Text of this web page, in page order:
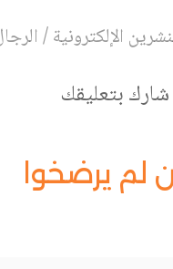
الإلكترونية/
شارك بتعليقك
لم يرضخوا